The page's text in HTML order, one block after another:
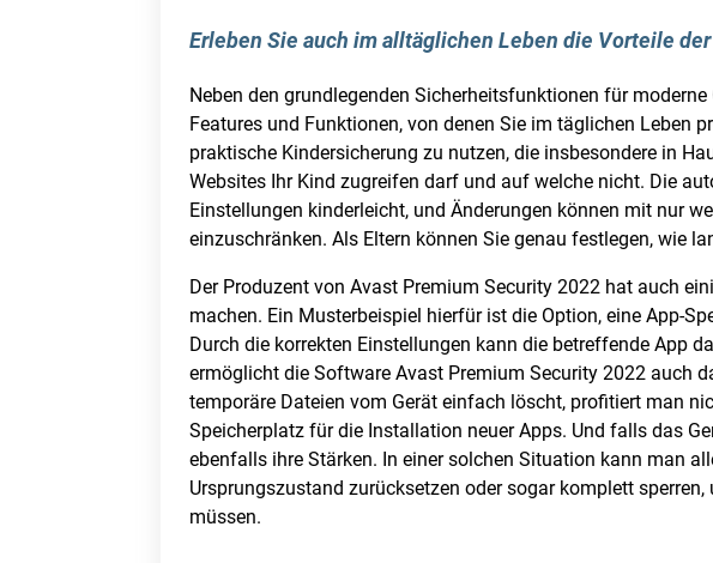
Erleben Sie auch im alltäglichen Leben die Vorteile
Neben den grundlegenden Sicherheitsfunktionen für
Features und Funktionen, von denen Sie im täglichen Leben
praktische Kindersicherung zu nutzen, die insbesondere in
Websites Ihr Kind zugreifen darf und auf welche nicht. Die
Einstellungen kinderleicht, und Änderungen können mit nur
einzuschränken. Als Eltern können Sie genau festlegen, wie
Der Produzent von Avast Premium Security 2022 hat auch
machen. Ein Musterbeispiel hierfür ist die Option, eine App-
Durch die korrekten Einstellungen kann die betreffende App
ermöglicht die Software Avast Premium Security 2022 auch
temporäre Dateien vom Gerät einfach löscht, profitiert man
Speicherplatz für die Installation neuer Apps. Und falls das
ebenfalls ihre Stärken. In einer solchen Situation kann man
Ursprungszustand zurücksetzen oder sogar komplett
müssen.